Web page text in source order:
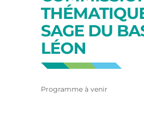
SAGE DU
LÉON
Programme à venir